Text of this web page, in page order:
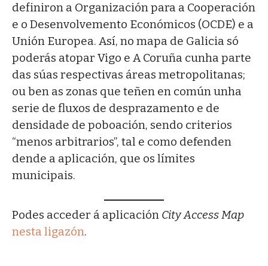
definiron a Organización para a Cooperación
e o Desenvolvemento Económicos (OCDE) e a
Unión Europea. Así, no mapa de Galicia só
poderás atopar Vigo e A Coruña cunha parte
das súas respectivas áreas metropolitanas;
ou ben as zonas que teñen en común unha
serie de fluxos de desprazamento e de
densidade de poboación, sendo criterios
“menos arbitrarios”, tal e como defenden
dende a aplicación, que os límites
municipais.
Podes acceder á aplicación City Access Map
nesta ligazón.